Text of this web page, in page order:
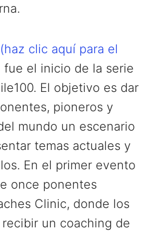
(haz clic aquí para el
fue el inicio de la serie
El objetivo es dar
pioneros y
mundo un escenario
temas actuales y
En el primer evento
once ponentes
Clinic, donde los
un coaching de